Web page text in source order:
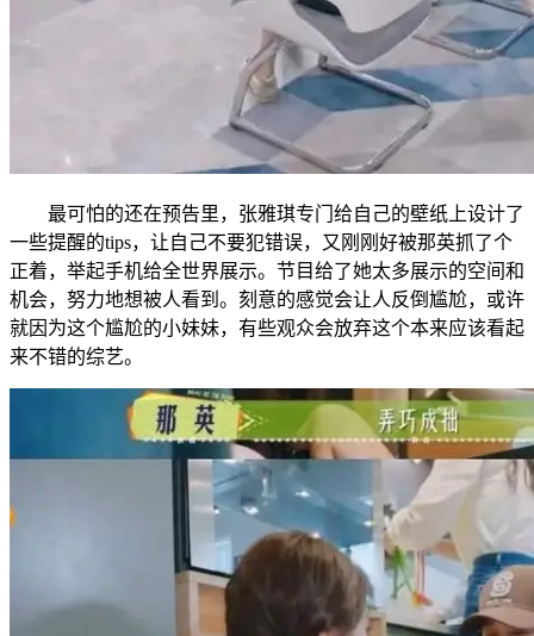
最可怕的还在预告里，张雅琪专门给自己的壁纸上设计了
一些提醒的tips，让自己不要犯错误，又刚刚好被那英抓了个
正着，举起手机给全世界展示。节目给了她太多展示的空间和
机会，努力地想被人看到。刻意的感觉会让人反倒尴尬，或许
就因为这个尴尬的小妹妹，有些观众会放弃这个本来应该看起
来不错的综艺。